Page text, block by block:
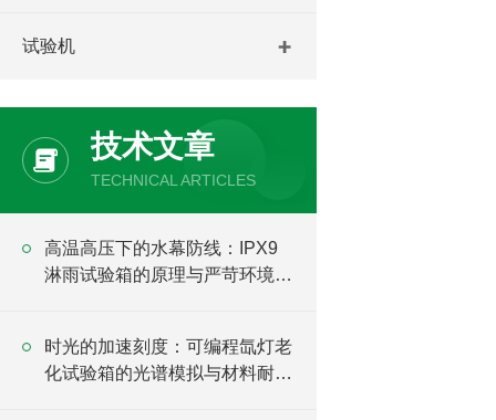
试验机
技术文章
TECHNICAL ARTICLES
高温高压下的水幕防线：IPX9
淋雨试验箱的原理与严苛环境验
时光的加速刻度：可编程氙灯老
化试验箱的光谱模拟与材料耐候